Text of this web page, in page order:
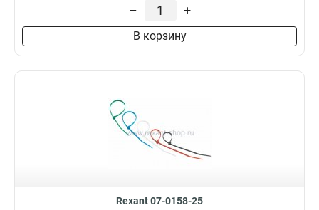
– +
В корзину
Rexant 07-0158-25